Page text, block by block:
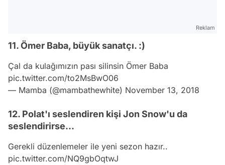
Reklam
11. Ömer Baba, büyük sanatçı. :)
Çal da kulağımızın pası silinsin Ömer Baba
pic.twitter.com/to2MsBwO06
— Mamba (@mambathewhite) November 13, 2018
12. Polat'ı seslendiren kişi Jon Snow'u da
seslendirirse...
Gerekli düzenlemeler ile yeni sezon hazır..
pic.twitter.com/NQ9gbOqtwJ